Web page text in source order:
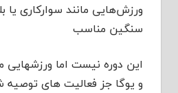
ورزش‌هایی مانند سوارکاری یا
سنگین مناسب
این دوره نیست اما ورزشهایی
و یوگا جز فعالیت های